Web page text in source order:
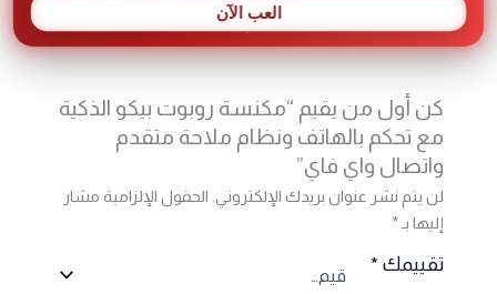
لا توجد مراجعات بعد.
كن أول من يقيم “مكنسة روبوت بيكو الذكية
مع تحكم بالهاتف ونظام ملاحة متقدم
واتصال واي فاي”
لن يتم نشر عنوان بريدك الإلكتروني. الحقول الإلزامية مشار
إليها بـ *
تقييمك *
العب الآن